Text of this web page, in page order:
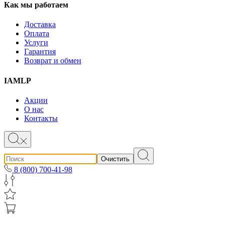
Как мы работаем
Доставка
Оплата
Услуги
Гарантия
Возврат и обмен
IAMLP
Акции
О нас
Контакты
Очистить
8 (800) 700-41-98